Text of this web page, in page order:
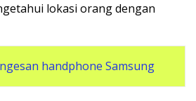
lokasi orang dengan
handphone Samsung